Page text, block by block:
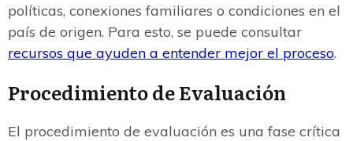
políticas, conexiones familiares o condiciones en el
país de origen. Para esto, se puede consultar
recursos que ayuden a entender mejor el proceso.
Procedimiento de Evaluación
El procedimiento de evaluación es una fase crítica